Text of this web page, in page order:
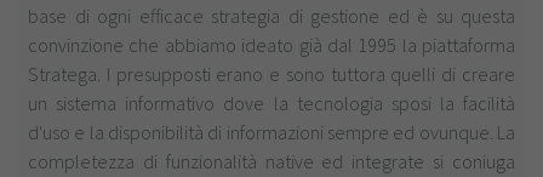
base di ogni efficace strategia di gestione ed è su questa
convinzione che abbiamo ideato già dal 1995 la piattaforma
Stratega. I presupposti erano e sono tuttora quelli di creare
un sistema informativo dove la tecnologia sposi la facilità
d'uso e la disponibilità di informazioni sempre ed ovunque. La
completezza di funzionalità native ed integrate si coniuga